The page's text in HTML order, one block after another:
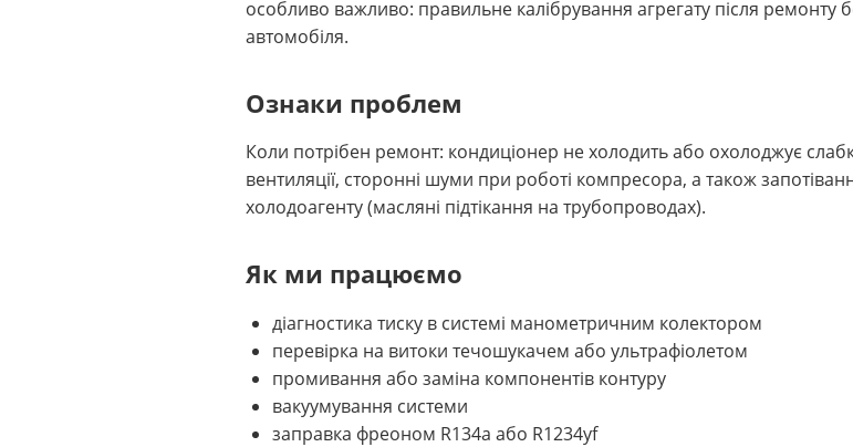
особливо важливо: правильне калібрування агрегату після ремонту
автомобіля.
Ознаки проблем
Коли потрібен ремонт: кондиціонер не холодить або охолоджує
вентиляції, сторонні шуми при роботі компресора, а також
холодоагенту (масляні підтікання на трубопроводах).
Як ми працюємо
діагностика тиску в системі манометричним колектором
перевірка на витоки течошукачем або ультрафіолетом
промивання або заміна компонентів контуру
вакуумування системи
заправка фреоном R134a або R1234yf